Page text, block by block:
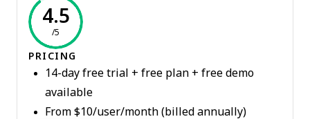
4.5
/5
PRICING
14-day free trial + free plan + free demo
available
From $10/user/month (billed annually)